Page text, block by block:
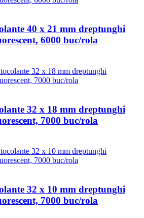
40 x 21 mm dreptunghi
6000 buc/rola
32 x 18 mm dreptunghi
7000 buc/rola
32 x 10 mm dreptunghi
7000 buc/rola